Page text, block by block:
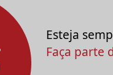
Esteja
Faça parte